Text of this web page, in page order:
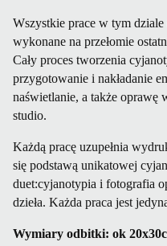
Wszystkie prace w tym
wykonane na przełomie
Cały proces tworzenia
przygotowanie i nakładanie
naświetlanie, a także oprawę
studio.
Każdą pracę uzupełnia
się podstawą unikatowej
duet:cyjanotypia i fotografia
dzieła. Każda praca jest
Wymiary odbitki: ok